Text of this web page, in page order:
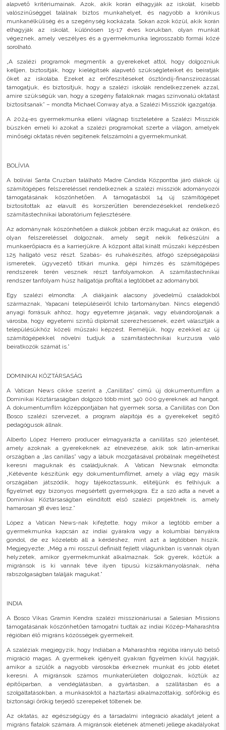
alapvető kritériumainak. Azok, akik korán elhagyják az iskolát, kisebb
valószínűséggel találnak biztos munkahelyet, és nagyobb a krónikus
munkanélküliség és a szegénység kockázata. Sokan azok közül, akik korán
elhagyják az iskolát, különösen 15-17 éves korukban, olyan munkát
végeznek, amely veszélyes és a gyermekmunka legrosszabb formái közé
sorolható.
„A szalézi programok megmentik a gyerekeket attól, hogy dolgozniuk
kelljen, biztosítják, hogy kielégítsék alapvető szükségleteiket és beíratják
őket az iskolába. Ezeket az erőfeszítéseket ösztöndíj-finanszírozással
támogatjuk, és biztosítjuk, hogy a szalézi iskolák rendelkezzenek azzal,
amire szükségük van, hogy a szegény fiataloknak magas színvonalú oktatást
biztosítsanak” – mondta Michael Conway atya, a Szalézi Missziók igazgatója.
A 2024-es gyermekmunka elleni világnap tiszteletére a Szalézi Missziók
büszkén emeli ki azokat a szalézi programokat szerte a világon, amelyek
minőségi oktatás révén segítenek felszámolni a gyermekmunkát.
BOLÍVIA
A bolíviai Santa Cruzban található Madre Cándida Központba járó diákok új
számítógépes felszereléssel rendelkeznek a szalézi missziók adományozói
támogatásának köszönhetően. A támogatásból 14 új számítógépet
biztosítottak az elavult és korszerűtlen berendezésekkel rendelkező
számítástechnikai laboratórium fejlesztésére.
Az adománynak köszönhetően a diákok jobban érzik magukat az órákon, és
olyan felszereléssel dolgoznak, amely segít nekik felkészülni a
munkaerőpiacra és a karrierjükre. A központ által kínált műszaki képzésben
125 hallgató vesz részt. Szabás- és ruhakészítés, átfogó szépségápolási
ismeretek, ügyvezető titkári munka, gépi hímzés és számítógépes
rendszerek terén vesznek részt tanfolyamokon. A számítástechnikai
rendszer tanfolyam húsz hallgatója profitál a legtöbbet az adományból.
Egy szalézi elmondta: „A diákjaink alacsony jövedelmű családokból
származnak, Yapacaní településeiről Ichilo tartományban. Nincs elegendő
anyagi forrásuk ahhoz, hogy egyetemre járjanak, vagy elvándoroljanak a
városba, hogy egyetemi szintű diplomát szerezhessenek, ezért választják a
településükhöz közeli műszaki képzést. Reméljük, hogy ezekkel az új
számítógépekkel növelni tudjuk a számítástechnikai kurzusra való
beiratkozók számát is.”
DOMINIKAI KÖZTÁRSASÁG
A Vatican News cikke szerint a „Canillitas” című új dokumentumfilm a
Dominikai Köztársaságban dolgozó több mint 340 000 gyereknek ad hangot.
A dokumentumfilm középpontjában hat gyermek sorsa, a Canillitas con Don
Bosco szalézi szervezet, a program alapítója és a gyerekeket segítő
pedagógusok állnak.
Alberto López Herrero producer elmagyarázta a canillitas szó jelentését,
amely azoknak a gyerekeknek az elnevezése, akik sok latin-amerikai
országban a „las canillas” vagy a lábuk mozgatásával próbálnak megélhetést
keresni maguknak és családjuknak. A Vatican Newsnak elmondta:
„Kétévente készítünk egy dokumentumfilmet, amely a világ egy másik
országában játszódik, hogy tájékoztassunk, elítéljünk és felhívjuk a
figyelmet egy bizonyos megsértett gyermekjogra. Ez a szó adta a nevét a
Dominikai Köztársaságban elindított első szalézi projektnek is, amely
hamarosan 38 éves lesz.”
López a Vatican News-nak kifejtette, hogy mikor a legtöbb ember a
gyermekmunka kapcsán az indiai gyárakra vagy a kolumbiai bányákra
gondol, de ez közelebb áll a kérdéshez, mint azt a legtöbben hiszik.
Megjegyezte: „Még a mi rosszul definiált fejlett világunkban is vannak olyan
helyzetek, amikor gyermekmunkát alkalmaznak. Sok gyerek, köztük a
migránsok is ki vannak téve ilyen típusú kizsákmányolásnak, néha
rabszolgaságban találják magukat.”
INDIA
A Bosco Vikas Gramin Kendra szalézi misszionáriusai a Salesian Missions
támogatásának köszönhetően támogatni tudták az indiai Közép-Maharashtra
régióban élő migráns közösségek gyermekeit.
A szaléziak megjegyzik, hogy Indiában a Maharashtra régióba irányuló belső
migráció magas. A gyermekek igényeit gyakran figyelmen kívül hagyják,
amikor a szülők a nagyobb városokba érkeznek munkát és jobb életet
keresni. A migránsok számos munkaterületen dolgoznak, köztük az
építőiparban, a vendéglátásban, a gyártásban, a szállításban és a
szolgáltatásokban, a munkásoktól a háztartási alkalmazottakig, sofőrökig és
biztonsági őrökig terjedő szerepeket töltenek be.
Az oktatás, az egészségügy és a társadalmi integráció akadályt jelent a
migráns fiatalok számára. A migránsok életének átmeneti jellege akadályokat